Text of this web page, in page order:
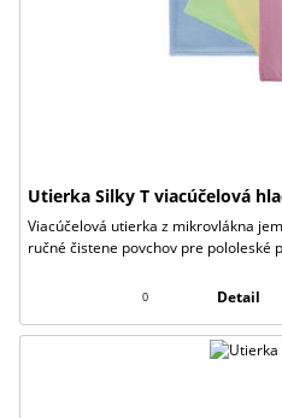
Utierka Silky T viacúčelová
Viacúčelová utierka z mikrovlákna
ručné čistene povchov pre pololeské
0 Detail